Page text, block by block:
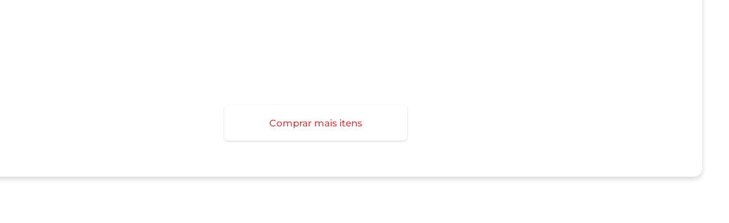
Comprar mais itens